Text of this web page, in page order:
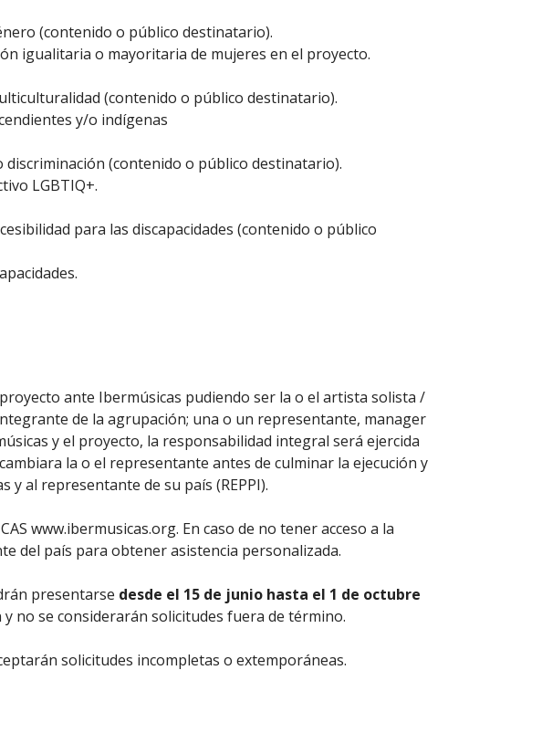
(contenido o público destinatario).
igualitaria o mayoritaria de mujeres en el proyecto.
(contenido o público destinatario).
y/o indígenas
(contenido o público destinatario).
LGBTIQ+.
para las discapacidades (contenido o público
ante Ibermúsicas pudiendo ser la o el artista solista /
de la agrupación; una o un representante, manager
y el proyecto, la responsabilidad integral será ejercida
la o el representante antes de culminar la ejecución y
al representante de su país (REPPI).
www.ibermusicas.org. En caso de no tener acceso a la
del país para obtener asistencia personalizada.
presentarse desde el 15 de junio hasta el 1 de octubre
y no se considerarán solicitudes fuera de término.
solicitudes incompletas o extemporáneas.